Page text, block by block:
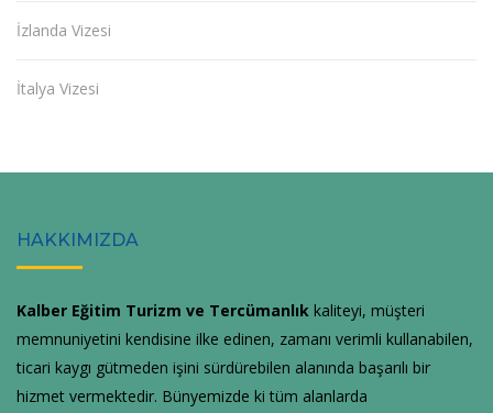
İzlanda Vizesi
İtalya Vizesi
HAKKIMIZDA
Kalber Eğitim Turizm ve Tercümanlık kaliteyi, müşteri
memnuniyetini kendisine ilke edinen, zamanı verimli kullanabilen,
ticari kaygı gütmeden işini sürdürebilen alanında başarılı bir
hizmet vermektedir. Bünyemizde ki tüm alanlarda